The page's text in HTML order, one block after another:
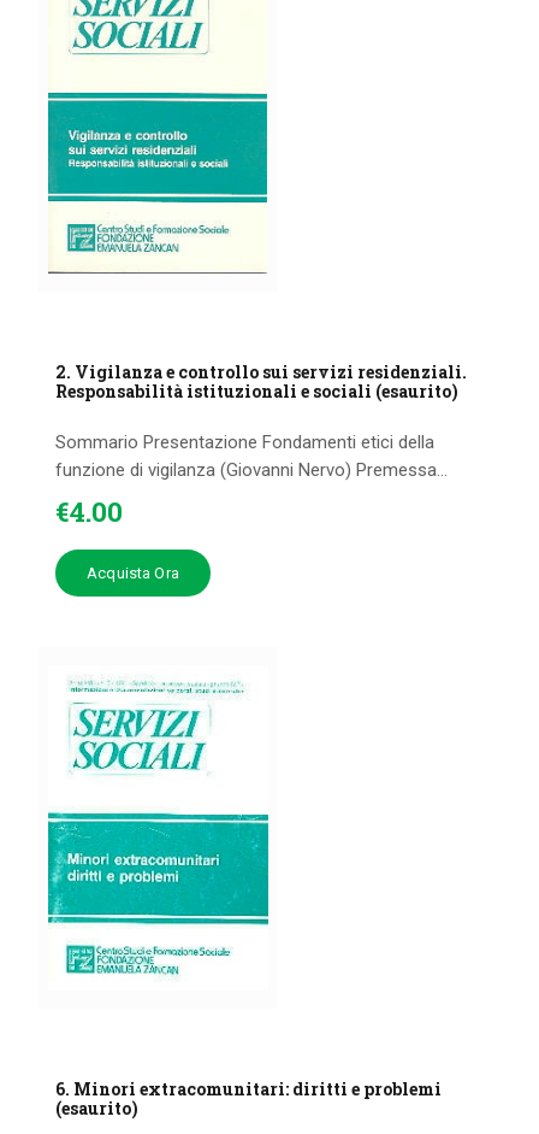
2. Vigilanza e controllo sui servizi residenziali.
Responsabilità istituzionali e sociali (esaurito)
Sommario Presentazione Fondamenti etici della
funzione di vigilanza (Giovanni Nervo) Premessa...
€4.00
Acquista Ora
6. Minori extracomunitari: diritti e problemi
(esaurito)